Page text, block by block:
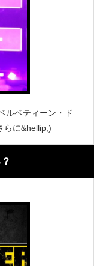
ルベティーン・ド
らに&hellip;)